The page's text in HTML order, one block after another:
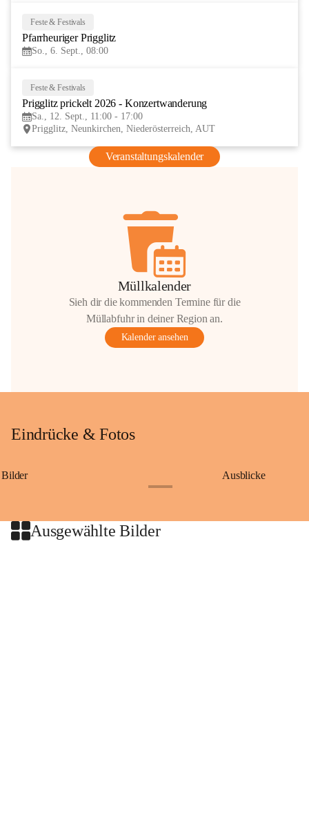
Feste & Festivals
Pfarrheuriger Prigglitz
So., 6. Sept., 08:00
Feste & Festivals
Prigglitz prickelt 2026 - Konzertwanderung
Sa., 12. Sept., 11:00 - 17:00
Prigglitz, Neunkirchen, Niederösterreich, AUT
Veranstaltungskalender
Müllkalender
Sieh dir die kommenden Termine für die
Müllabfuhr in deiner Region an.
Kalender ansehen
Eindrücke & Fotos
Bilder Ausblicke
Ausgewählte Bilder